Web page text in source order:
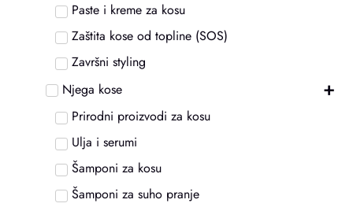
Paste i kreme za kosu
Zaštita kose od topline (SOS)
Završni styling
Njega kose
+
Prirodni proizvodi za kosu
Ulja i serumi
Šamponi za kosu
Šamponi za suho pranje